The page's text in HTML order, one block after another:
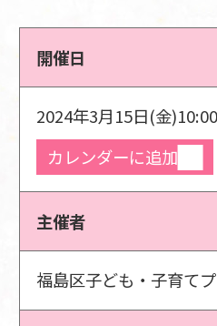
開催日
2024年3月15日(金)
カレンダーに追加
主催者
福島区子ども・子育て